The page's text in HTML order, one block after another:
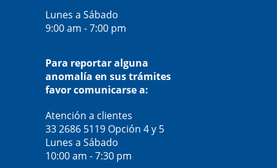
Lunes a Sábado
9:00 am - 7:00 pm
Para reportar alguna
anomalía en sus trámites
favor comunicarse a:
Atención a clientes
33 2686 5119 Opción 4 y 5
Lunes a Sábado
10:00 am - 7:30 pm